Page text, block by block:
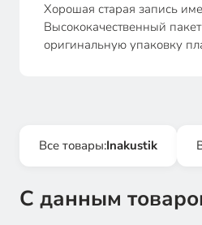
Хорошая старая запись
Высококачественный
оригинальную упаковку
Все товары:Inakustik
С данным